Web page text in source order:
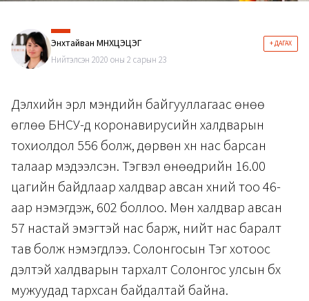
Энхтайван МӨНХЦЭЦЭГ + ДАГАХ
Нийтэлсэн 2020 оны 2 сарын 23
Дэлхийн эрүүл мэндийн байгууллагаас өнөө
өглөө БНСУ-д коронавирусийн халдварын
тохиолдол 556 болж, дөрвөн хүн нас барсан
талаар мэдээлсэн. Тэгвэл өнөөдрийн 16.00
цагийн байдлаар халдвар авсан хүний тоо 46-
аар нэмэгдэж, 602 боллоо. Мөн халдвар авсан
57 настай эмэгтэй нас барж, нийт нас баралт
тав болж нэмэгдлээ. Солонгосын Тэгү хотоос
үүдэлтэй халдварын тархалт Солонгос улсын бүх
мужуудад тархсан байдалтай байна.